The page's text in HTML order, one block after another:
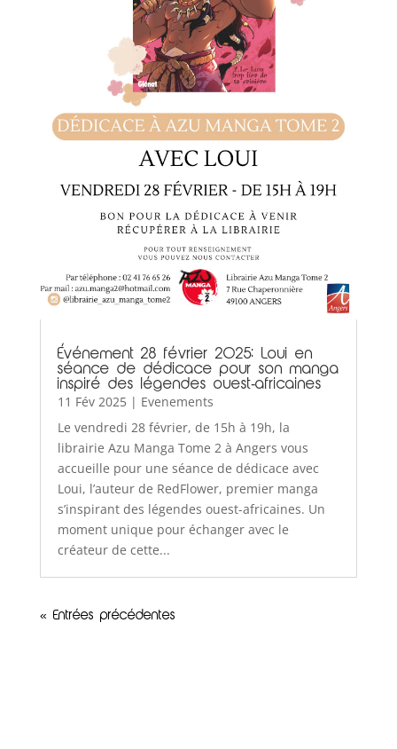
Événement 28 février 2025: Loui en
séance de dédicace pour son manga
inspiré des légendes ouest-africaines
11 Fév 2025| Evenements
Le vendredi 28 février, de 15h à 19h, la
librairie Azu Manga Tome 2 à Angers vous
accueille pour une séance de dédicace avec
Loui, l’auteur de RedFlower, premier manga
s’inspirant des légendes ouest-africaines. Un
moment unique pour échanger avec le
créateur de cette...
« Entrées précédentes